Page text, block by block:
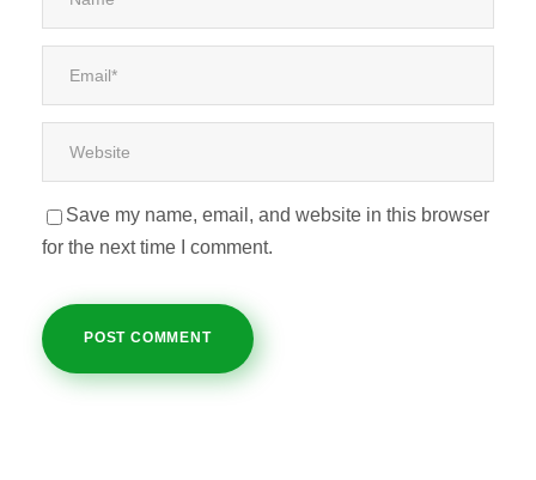
Save my name, email, and website in this browser
for the next time I comment.